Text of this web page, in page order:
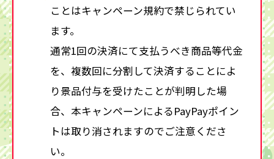
ことはキャンペーン規約で禁じられてい
ます。
通常1回の決済にて支払うべき商品等代金
を、複数回に分割して決済することによ
り景品付与を受けたことが判明した場
合、本キャンペーンによるPayPayポイン
トは取り消されますのでご注意くださ
い。